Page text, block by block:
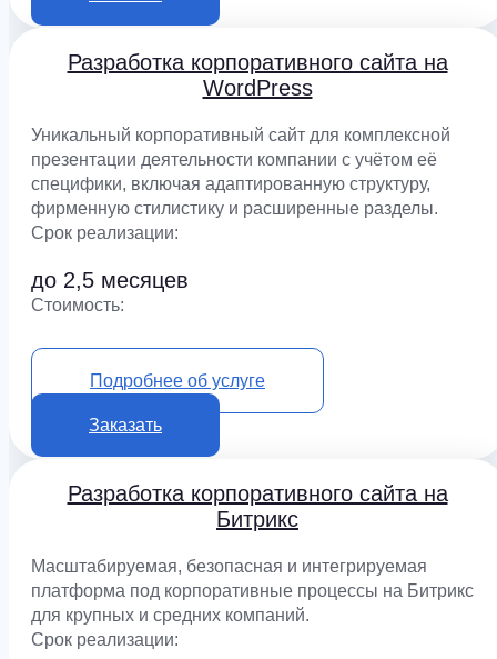
Разработка корпоративного сайта на
WordPress
Уникальный корпоративный сайт для комплексной
презентации деятельности компании с учётом её
специфики, включая адаптированную структуру,
фирменную стилистику и расширенные разделы.
Срок реализации:
до 2,5 месяцев
Cтоимость:
от 900 000 ₽
Подробнее об услуге
Заказать
Разработка корпоративного сайта на
Битрикс
Масштабируемая, безопасная и интегрируемая
платформа под корпоративные процессы на Битрикс
для крупных и средних компаний.
Срок реализации: